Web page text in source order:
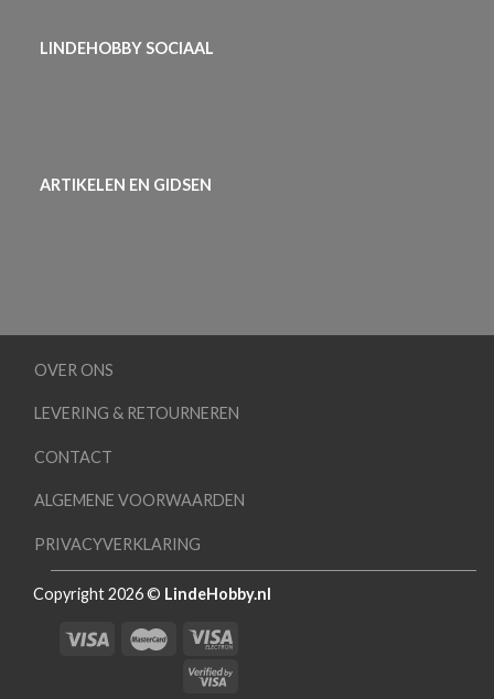
LINDEHOBBY SOCIAAL
ARTIKELEN EN GIDSEN
OVER ONS
LEVERING & RETOURNEREN
CONTACT
ALGEMENE VOORWAARDEN
PRIVACYVERKLARING
Copyright 2026 © LindeHobby.nl